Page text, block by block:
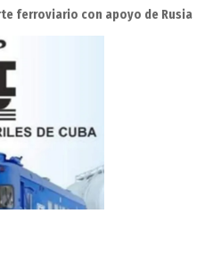
ferroviario con apoyo de Rusia